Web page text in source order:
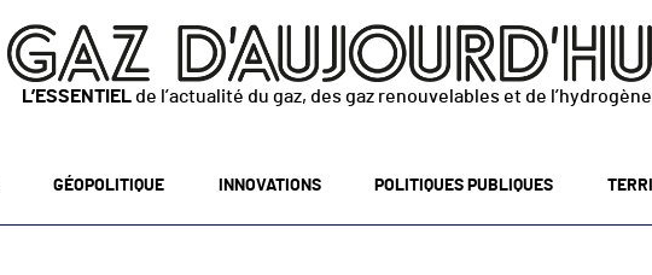
L’ESSENTIEL de l’actualité du gaz, des gaz renouvelables et de
GÉOPOLITIQUE INNOVATIONS POLITIQUES PUBLIQUES